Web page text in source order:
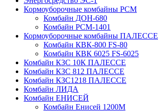
Кормоуборочные комбайны РСМ
Комбайн ДОН-680
Комбайн РСМ-1401
Кормоуборочные комбайны ПАЛЕССЕ
Комбайн КВК-800 FS-80
Комбайн КВК 6025 FS-6025
Комбайн КЗС 10К ПАЛЕССЕ
Комбайн КЗС 812 ПАЛЕССЕ
Комбайн КЗС1218 ПАЛЕССЕ
Комбайн ЛИДА
Комбайн ЕНИСЕЙ
Комбайн Енисей 1200М